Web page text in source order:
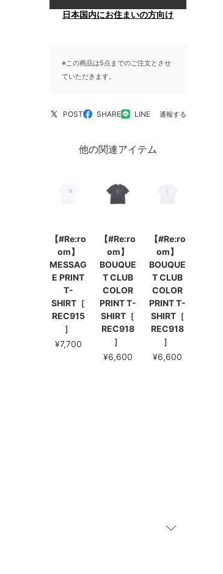
日本国内にお住まいの方向け
※この商品は5点までのご注文とさせ
ていただきます。
POST SHARE LINE 通報する
他の関連アイテム
【#Re:ro
om】
MESSAG
E PRINT
T-
SHIRT［
REC915
］
¥7,700
【#Re:ro
om】
BOUQUE
T CLUB
COLOR
PRINT T-
SHIRT［
REC918
］
¥6,600
【#Re:ro
om】
BOUQUE
T CLUB
COLOR
PRINT T-
SHIRT［
REC918
］
¥6,600